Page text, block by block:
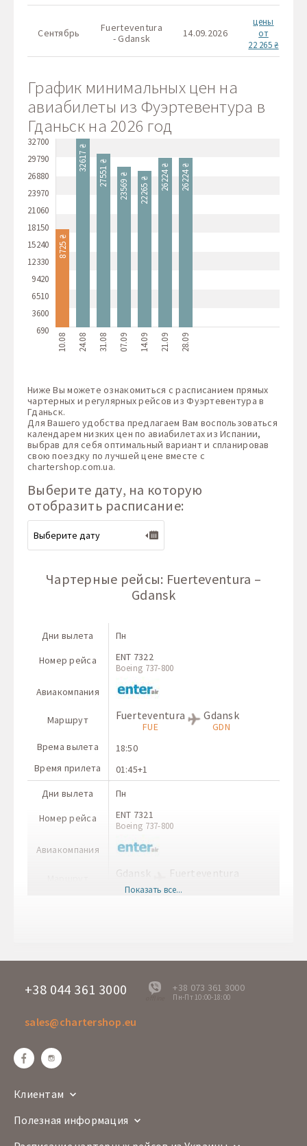
Сентябрь
Fuerteventura
- Gdansk
14.09.2026
цены
от
22 265 ₴
График минимальных цен на
авиабилеты из Фуэртевентура в
Гданьск на 2026 год
32700
29790
26880
23970
21060
18150
15240
12330
9420
6510
3600
690
8725 ₴
10.08
32617 ₴
24.08
27551 ₴
31.08
23569 ₴
07.09
22265 ₴
14.09
26224 ₴
21.09
26224 ₴
28.09
Ниже Вы можете ознакомиться с расписанием прямых
чартерных и регулярных рейсов из Фуэртевентура в
Гданьск.
Для Вашего удобства предлагаем Вам воспользоваться
календарем низких цен по авиабилетах из Испании,
выбрав для себя оптимальный вариант и спланировав
свою поездку по лучшей цене вместе с
chartershop.com.ua.
Выберите дату, на которую
отобразить расписание:
Чартерные рейсы: Fuerteventura –
Gdansk
Дни вылета
Номер рейса
Авиакомпания
Маршрут
Врема вылета
Время прилета
Пн
ENT 7322
Boeing 737-800
Fuerteventura
FUE
Gdansk
GDN
18:50
01:45+1
Дни вылета
Номер рейса
Авиакомпания
Пн
ENT 7321
Boeing 737-800
Gdansk
GDN
Fuerteventura
Показать все...
+38 044 361 3000
offline
+38 073 361 3000
Пн-Пт 10:00-18:00
sales@chartershop.eu
Клиентам
Полезная информация